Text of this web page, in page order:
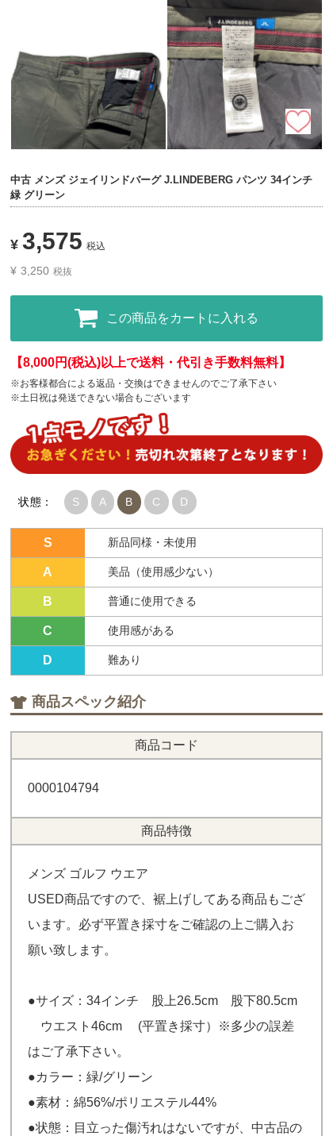
中古 メンズ ジェイリンドバーグ J.LINDEBERG パンツ 34インチ
緑 グリーン
¥ 3,575 税込
¥ 3,250 税抜
この商品をカートに入れる
【8,000円(税込)以上で送料・代引き手数料無料】
※お客様都合による返品・交換はできませんのでご了承下さい
※土日祝は発送できない場合もございます
状態： S A B C D
S 新品同様・未使用
A 美品（使用感少ない）
B 普通に使用できる
C 使用感がある
D 難あり
商品スペック紹介
商品コード
0000104794
商品特徴
メンズ ゴルフ ウエア
USED商品ですので、裾上げしてある商品もござ
います。必ず平置き採寸をご確認の上ご購入お
願い致します。
●サイズ：34インチ 股上26.5cm 股下80.5cm
ウエスト46cm (平置き採寸）※多少の誤差
はご了承下さい。
●カラー：緑/グリーン
●素材：綿56%/ポリエステル44%
●状態：目立った傷汚れはないですが、中古品の